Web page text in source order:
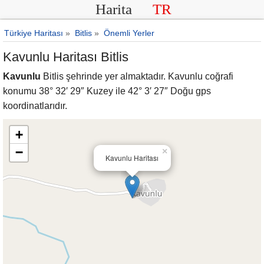
Harita TR
Türkiye Haritası » Bitlis » Önemli Yerler
Kavunlu Haritası Bitlis
Kavunlu Bitlis şehrinde yer almaktadır. Kavunlu coğrafi
konumu 38° 32′ 29″ Kuzey ile 42° 3′ 27″ Doğu gps
koordinatlarıdır.
Kavunlu Haritası
×
+
−